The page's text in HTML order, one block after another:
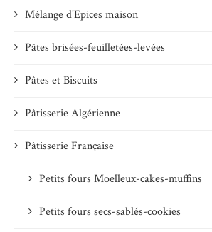
Mélange d'Epices maison
Pâtes brisées-feuilletées-levées
Pâtes et Biscuits
Pâtisserie Algérienne
Pâtisserie Française
Petits fours Moelleux-cakes-muffins
Petits fours secs-sablés-cookies